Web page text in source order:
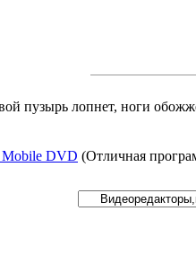
пузырь лопнет, ноги
Mobile DVD (Отличная